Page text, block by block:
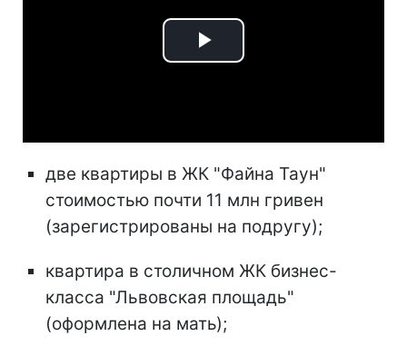
Play
две квартиры в ЖК "Файна Таун"
стоимостью почти 11 млн гривен
(зарегистрированы на подругу);
квартира в столичном ЖК бизнес-
класса "Львовская площадь"
(оформлена на мать);